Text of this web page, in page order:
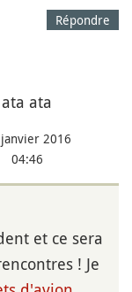
Répondre
ata ata
2016
04:46
et ce sera
! Je